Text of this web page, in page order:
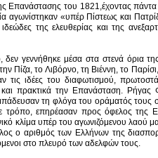
Επανάστασης του 1821,έχοντας
αγωνίστηκαν «υπέρ Πίστεως και
της ελευθερίας και της
γεννήθηκε μέσα στα στενά όρια
Πίζα, το Λιβόρνο, τη Βιέννη, το
τις ιδέες του διαφωτισμού,
και πρακτικά την Επανάσταση.
τη φλόγα του οράματός τους
τρόπο, επηρέασαν προς όφελος της
κλίμα υπέρ του αγωνιζόμενου λαού
ο αριθμός των Ελλήνων της
στο πλευρό των αδελφών τους.